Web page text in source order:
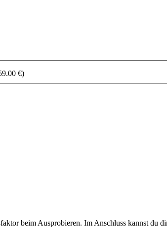
€)
beim Ausprobieren. Im Anschluss kannst du